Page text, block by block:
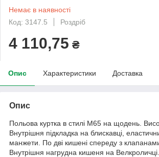
Немає в наявності
Код: 3147.5
Роздріб
4 110,75 ₴
Опис Характеристики Доставка
Опис
Польова куртка в стилі М65 на щодень.
Внутрішня підкладка на блискавці,
манжети. По дві кишені спереду з
Внутрішня нагрудна кишеня на